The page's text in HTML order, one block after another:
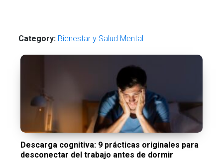
Category: Bienestar y Salud Mental
Descarga cognitiva: 9 prácticas originales para
desconectar del trabajo antes de dormir